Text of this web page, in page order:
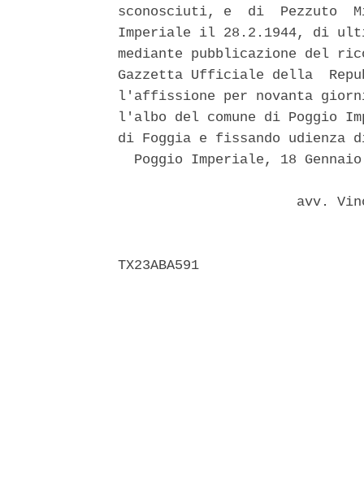
sconosciuti, e  di  Pezzuto
Imperiale il 28.2.1944, di
mediante pubblicazione del
Gazzetta Ufficiale della
l'affissione per novanta
l'albo del comune di Poggio
di Foggia e fissando udienza
Poggio Imperiale, 18
avv.